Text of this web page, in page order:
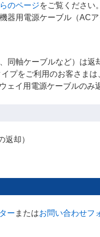
のページをご覧ください。
器用電源ケーブル（ACア
同軸ケーブルなど）は返
プをご利用のお客さま
ェイ用電源ケーブルのみ
返却）
ー またはお問い合わせフ